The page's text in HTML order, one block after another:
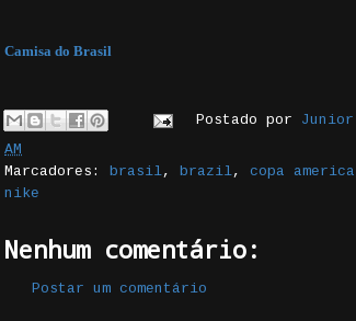
Camisa do Brasil
Postado por Junior
AM
Marcadores:
brasil, brazil, copa america
nike
Nenhum comentário:
Postar um comentário